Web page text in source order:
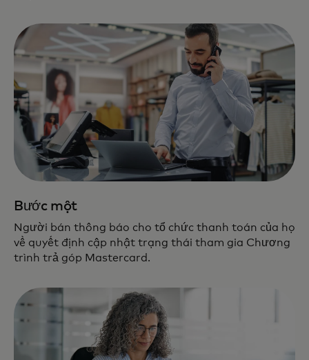
Bước một
Người bán thông báo cho tổ chức thanh toán của họ
về quyết định cập nhật trạng thái tham gia Chương
trình trả góp Mastercard.